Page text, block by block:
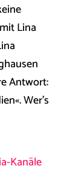
Lina
Antwort:
Wer’s